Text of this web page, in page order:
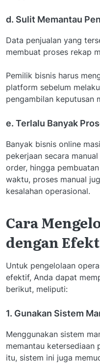
d. Sulit Memantau
Data penjualan yang
membuat proses rekap
Pemilik bisnis harus
platform sebelum
pengambilan keputusan
e. Terlalu Banyak
Banyak bisnis online
pekerjaan secara
order, hingga
waktu, proses manual
kesalahan operasional.
Cara
dengan
Untuk pengelolaan
efektif, Anda dapat
berikut, meliputi:
1. Gunakan Sistem
Menggunakan sistem
memantau ketersediaan
itu, sistem ini juga